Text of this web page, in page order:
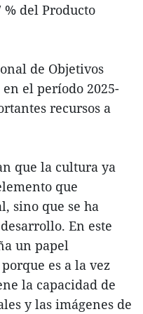
del Producto
de Objetivos
el período 2025-
recursos a
que la cultura ya
que
sino que se ha
En este
un papel
es a la vez
la capacidad de
y las imágenes de